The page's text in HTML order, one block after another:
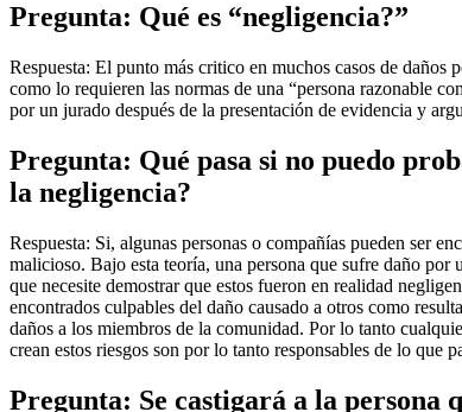
Pregunta: Qué es “negligencia?”
Respuesta: El punto más critico en muchos casos de daños
como lo requieren las normas de una “persona razonable
por un jurado después de la presentación de evidencia y
Pregunta: Qué pasa si no puedo
la negligencia?
Respuesta: Si, algunas personas o compañías pueden ser
malicioso. Bajo esta teoría, una persona que sufre daño
que necesite demostrar que estos fueron en realidad
encontrados culpables del daño causado a otros como
daños a los miembros de la comunidad. Por lo tanto
crean estos riesgos son por lo tanto responsables de lo que
Pregunta: Se castigará a la persona